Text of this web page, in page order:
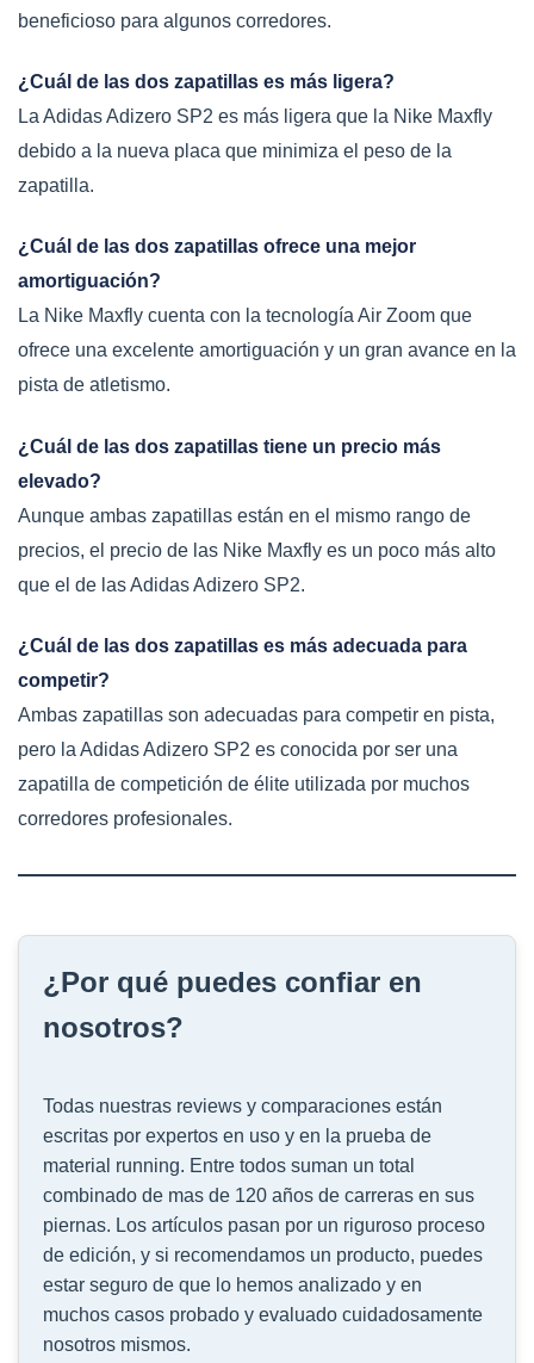
beneficioso para algunos corredores.
¿Cuál de las dos zapatillas es más ligera?
La Adidas Adizero SP2 es más ligera que la Nike Maxfly
debido a la nueva placa que minimiza el peso de la
zapatilla.
¿Cuál de las dos zapatillas ofrece una mejor
amortiguación?
La Nike Maxfly cuenta con la tecnología Air Zoom que
ofrece una excelente amortiguación y un gran avance en la
pista de atletismo.
¿Cuál de las dos zapatillas tiene un precio más
elevado?
Aunque ambas zapatillas están en el mismo rango de
precios, el precio de las Nike Maxfly es un poco más alto
que el de las Adidas Adizero SP2.
¿Cuál de las dos zapatillas es más adecuada para
competir?
Ambas zapatillas son adecuadas para competir en pista,
pero la Adidas Adizero SP2 es conocida por ser una
zapatilla de competición de élite utilizada por muchos
corredores profesionales.
¿Por qué puedes confiar en
nosotros?
Todas nuestras reviews y comparaciones están
escritas por expertos en uso y en la prueba de
material running. Entre todos suman un total
combinado de mas de 120 años de carreras en sus
piernas. Los artículos pasan por un riguroso proceso
de edición, y si recomendamos un producto, puedes
estar seguro de que lo hemos analizado y en
muchos casos probado y evaluado cuidadosamente
nosotros mismos.